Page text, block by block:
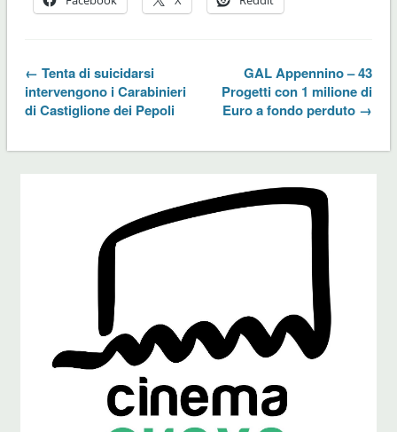
← Tenta di suicidarsi
intervengono i Carabinieri
di Castiglione dei Pepoli
GAL Appennino – 43
Progetti con 1 milione di
Euro a fondo perduto →